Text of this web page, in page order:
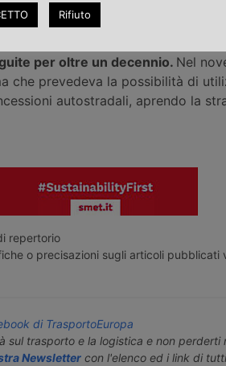
ribaltò la precedente sentenza
momento, la concessione è stata
per oltre un decennio. Nel
che prevedeva la possibilità di
autostradali, aprendo la
repertorio
o precisazioni sugli articoli pubblicati
di TrasportoEuropa
sul trasporto e la logistica e non perderti
Newslettercon l'elenco ed i link di
Rifiuto